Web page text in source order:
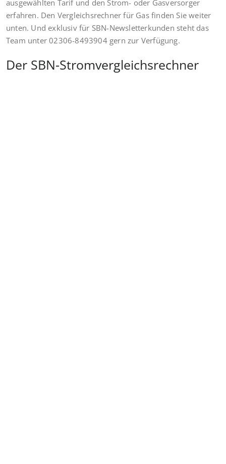
ausgewählten Tarif und den Strom- oder Gasversorger
erfahren. Den Vergleichsrechner für Gas finden Sie weiter
unten. Und exklusiv für SBN-Newsletterkunden steht das
Team unter 02306-8493904 gern zur Verfügung.
Der SBN-Stromvergleichsrechner